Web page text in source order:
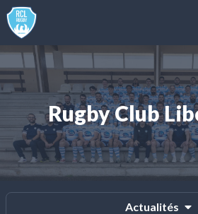
Rugby Club
Actualités